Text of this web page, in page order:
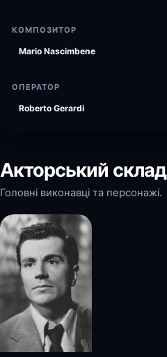
КОМПОЗИТОР
Mario Nascimbene
ОПЕРАТОР
Roberto Gerardi
Акторський склад
Головні виконавці та персонажі.